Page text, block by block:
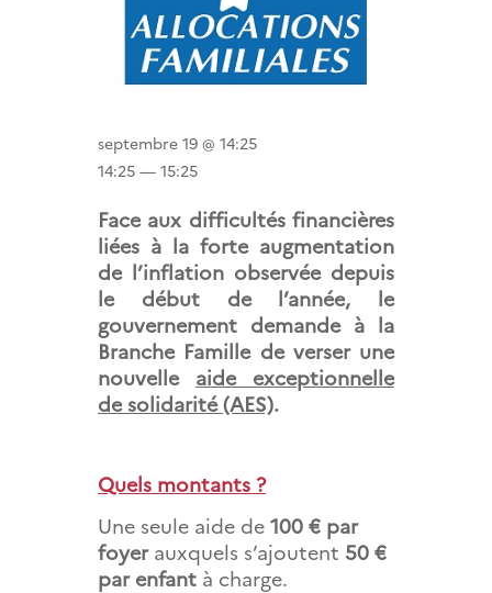
Face aux difficultés financières
liées à la forte augmentation
de l’inflation observée depuis
le début de l’année, le
gouvernement demande à la
Branche Famille de verser une
nouvelle aide exceptionnelle
de solidarité (AES).
Quels montants ?
Une seule aide de 100 € par
foyerauxquels s’ajoutent 50 €
par enfant à charge.
septembre 19 @ 14:25
14:25 — 15:25